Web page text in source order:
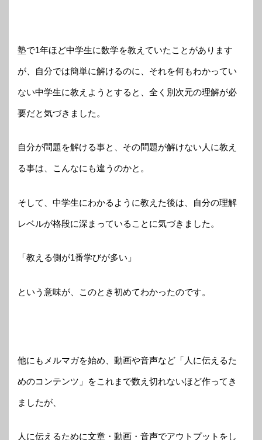
塾で1年ほど中学生に数学を教えていたことがあります
が、自分では簡単に解けるのに、それを何もわかってい
ない中学生に教えようとすると、全く別次元の理解が必
要だと気づきました。
自分が問題を解ける事と、その問題が解けない人に教え
る事は、こんなにも違うのかと。
そして、中学生にわかるように教えた後は、自分の理解
レベルが格段に深まっていることに気づきました。
「教える側が1番学びが多い」
という意味が、このとき初めてわかったのです。
他にもメルマガを始め、動画や音声など「人に伝えるた
めのコンテンツ」をこれまで数え切れないほど作ってき
ましたが、
人に伝えるために文章・動画・音声でアウトプットをし